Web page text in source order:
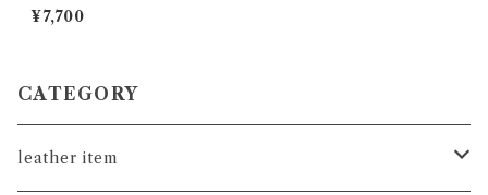
ソン
¥7,700
CATEGORY
leather item